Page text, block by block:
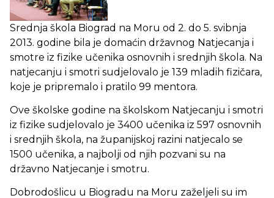
Srednja škola Biograd na Moru od 2. do 5. svibnja
2013. godine bila je domaćin državnog Natjecanja i
smotre iz fizike učenika osnovnih i srednjih škola. Na
natjecanju i smotri sudjelovalo je 139 mladih fizičara,
koje je pripremalo i pratilo 99 mentora.
Ove školske godine na školskom Natjecanju i smotri
iz fizike sudjelovalo je 3400 učenika iz 597 osnovnih
i srednjih škola, na županijskoj razini natjecalo se
1500 učenika, a najbolji od njih pozvani su na
državno Natjecanje i smotru.
Dobrodošlicu u Biogradu na Moru zaželjeli su im